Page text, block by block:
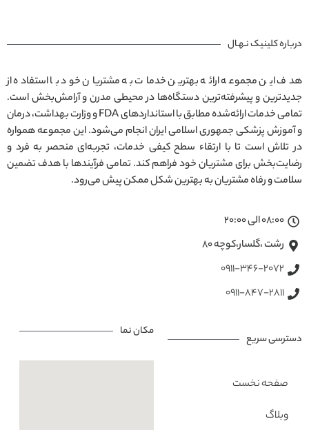
درباره کلینیک نـهـال
هدف این مجموعه ارائه بهترین خدمات به مشتریان خود با استفاده از
جدیدترین و پیشرفته‌ترین دستگاه‌ها در محیطی مدرن و آرامش‌بخش است.
تمامی خدمات ارائه‌شده مطابق با استانداردهای FDA و وزارت بهداشت، درمان
و آموزش پزشکی جمهوری اسلامی ایران انجام می‌شود. این مجموعه همواره
در تلاش است تا با ارتقاء سطح کیفی خدمات، تجربه‌ای منحصر به فرد و
رضایت‌بخش برای مشتریان خود فراهم کند. تمامی فرآیندها با هدف تضمین
سلامت و رفاه مشتریان به بهترین شکل ممکن پیش می‌رود.
08:00 الی 20:00
رشت ،گلسار،کوچه ۸۰
0911-346-2072
0911-847-2811
دسترسی سریع
صفحه نخست
وبلاگ
مکان نما